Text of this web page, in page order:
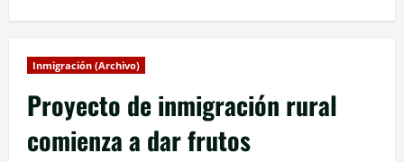
Inmigración (Archivo)
Proyecto de inmigración rural
comienza a dar frutos